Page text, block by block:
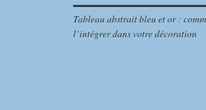
Tableau abstrait bleu et or :
l’intégrer dans votre décoration